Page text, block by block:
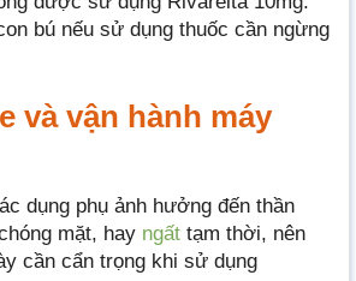
bú nếu sử dụng thuốc cần ngừng
và vận hành máy
dụng phụ ảnh hưởng đến thần
mặt, hay ngất tạm thời, nên
cần cẩn trọng khi sử dụng